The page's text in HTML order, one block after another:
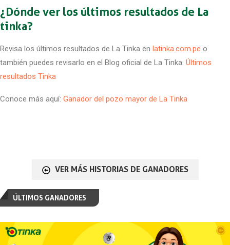
¿Dónde ver los últimos resultados de La
tinka?
Revisa los últimos resultados de La Tinka en latinka.com.pe o
también puedes revisarlo en el Blog oficial de La Tinka: Últimos
resultados Tinka
Conoce más aquí: Ganador del pozo mayor de La Tinka
VER MÁS HISTORIAS DE GANADORES
ÚLTIMOS GANADORES